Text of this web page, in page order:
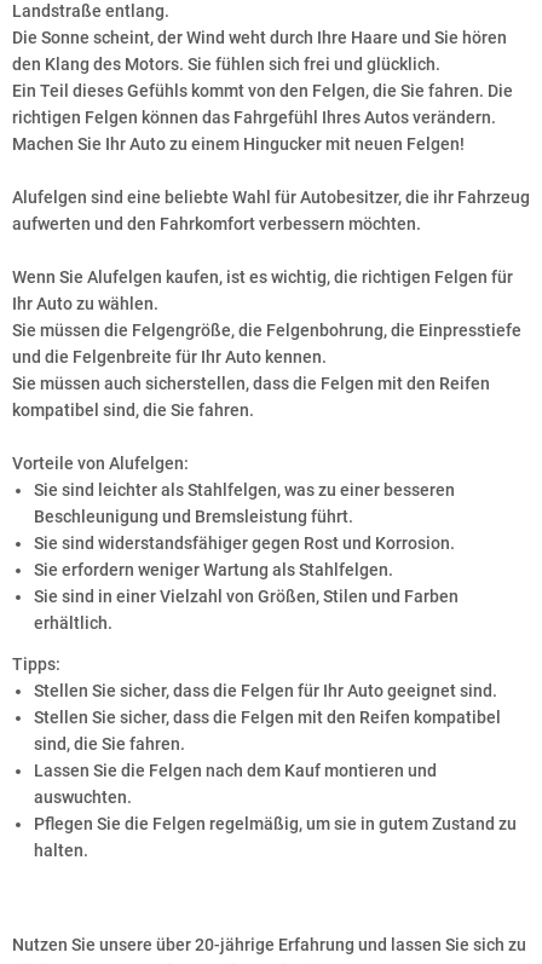
Landstraße entlang.
Die Sonne scheint, der Wind weht durch Ihre Haare und Sie hören
den Klang des Motors. Sie fühlen sich frei und glücklich.
Ein Teil dieses Gefühls kommt von den Felgen, die Sie fahren. Die
richtigen Felgen können das Fahrgefühl Ihres Autos verändern.
Machen Sie Ihr Auto zu einem Hingucker mit neuen Felgen!
Alufelgen sind eine beliebte Wahl für Autobesitzer, die ihr Fahrzeug
aufwerten und den Fahrkomfort verbessern möchten.
Wenn Sie Alufelgen kaufen, ist es wichtig, die richtigen Felgen für
Ihr Auto zu wählen.
Sie müssen die Felgengröße, die Felgenbohrung, die Einpresstiefe
und die Felgenbreite für Ihr Auto kennen.
Sie müssen auch sicherstellen, dass die Felgen mit den Reifen
kompatibel sind, die Sie fahren.
Vorteile von Alufelgen:
Sie sind leichter als Stahlfelgen, was zu einer besseren
Beschleunigung und Bremsleistung führt.
Sie sind widerstandsfähiger gegen Rost und Korrosion.
Sie erfordern weniger Wartung als Stahlfelgen.
Sie sind in einer Vielzahl von Größen, Stilen und Farben
erhältlich.
Tipps:
Stellen Sie sicher, dass die Felgen für Ihr Auto geeignet sind.
Stellen Sie sicher, dass die Felgen mit den Reifen kompatibel
sind, die Sie fahren.
Lassen Sie die Felgen nach dem Kauf montieren und
auswuchten.
Pflegen Sie die Felgen regelmäßig, um sie in gutem Zustand zu
halten.
Nutzen Sie unsere über 20-jährige Erfahrung und lassen Sie sich zu